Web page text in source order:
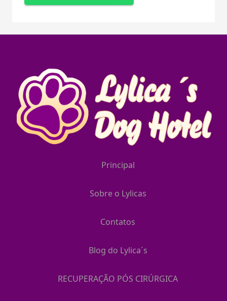
Principal
Sobre o Lylicas
Contatos
Blog do Lylica´s
RECUPERAÇÃO PÓS CIRÚRGICA